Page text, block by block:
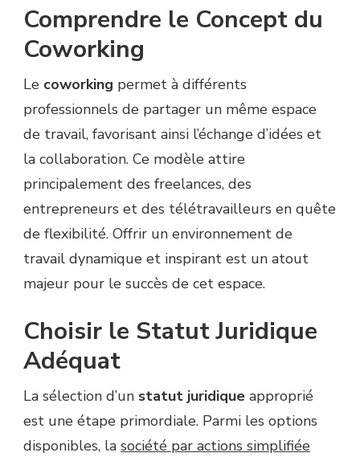
Comprendre le Concept du
Coworking
Le coworking permet à différents
professionnels de partager un même espace
de travail, favorisant ainsi l’échange d’idées et
la collaboration. Ce modèle attire
principalement des freelances, des
entrepreneurs et des télétravailleurs en quête
de flexibilité. Offrir un environnement de
travail dynamique et inspirant est un atout
majeur pour le succès de cet espace.
Choisir le Statut Juridique
Adéquat
La sélection d’un statut juridique approprié
est une étape primordiale. Parmi les options
disponibles, la société par actions simplifiée